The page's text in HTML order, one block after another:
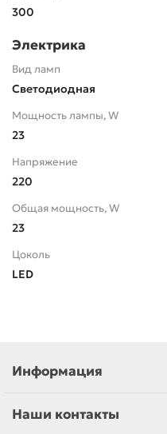
300
Электрика
Вид ламп
Светодиодная
Мощность лампы, W
23
Напряжение
220
Общая мощность, W
23
Цоколь
LED
Информация
Наши контакты